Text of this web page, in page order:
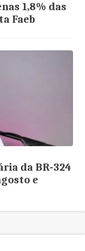
1,8% das
Faeb
da BR-324
e